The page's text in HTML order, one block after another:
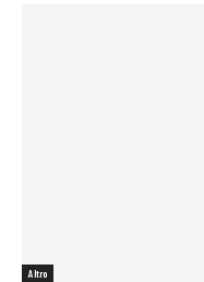
Altro